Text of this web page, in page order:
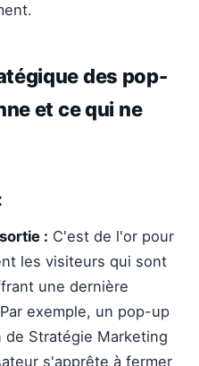
des pop-
et ce qui ne
: C'est de l'or pour
les visiteurs qui sont
une dernière
exemple, un pop-up
Stratégie Marketing
s'apprête à fermer